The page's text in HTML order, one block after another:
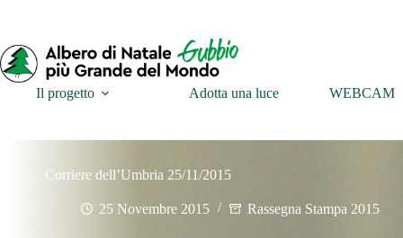
Il progetto Adotta una luce WEBCAM
Corriere dell’Umbria 25/11/2015
25 Novembre 2015 Rassegna Stampa 2015